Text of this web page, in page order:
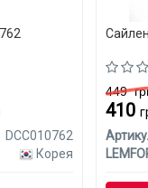
DCC010762
Корея
449
410